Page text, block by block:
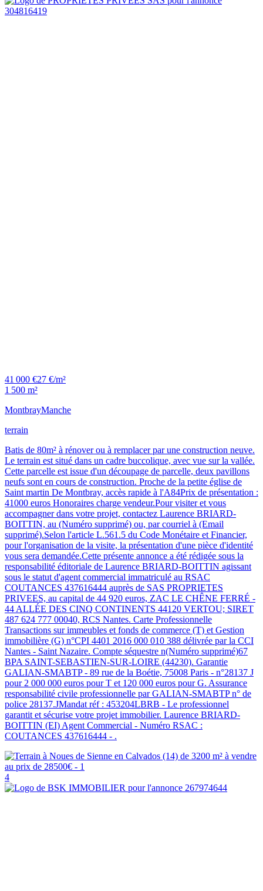
41 000 €27 €/m²
1 500 m²
MontbrayManche
terrain
Batis de 80m² à rénover ou à remplacer par une construction neuve.
Le terrain est situé dans un cadre buccolique, avec vue sur la vallée.
Cette parcelle est issue d'un découpage de parcelle, deux pavillons
neufs sont en cours de construction. Proche de la petite église de
Saint martin De Montbray, accès rapide à l'A84Prix de présentation :
41000 euros Honoraires charge vendeur.Pour visiter et vous
accompagner dans votre projet, contactez Laurence BRIARD-
BOITTIN, au (Numéro supprimé) ou, par courriel à (Email
supprimé).Selon l'article L.561.5 du Code Monétaire et Financier,
pour l'organisation de la visite, la présentation d'une pièce d'identité
vous sera demandée.Cette présente annonce a été rédigée sous la
responsabilité éditoriale de Laurence BRIARD-BOITTIN agissant
sous le statut d'agent commercial immatriculé au RSAC
COUTANCES 437616444 auprès de SAS PROPRIETES
PRIVEES, au capital de 44 920 euros, ZAC LE CHÊNE FERRÉ -
44 ALLÉE DES CINQ CONTINENTS 44120 VERTOU; SIRET
487 624 777 00040, RCS Nantes. Carte Professionnelle
Transactions sur immeubles et fonds de commerce (T) et Gestion
immobilière (G) n°CPI 4401 2016 000 010 388 délivrée par la CCI
Nantes - Saint Nazaire. Compte séquestre n(Numéro supprimé)67
BPA SAINT-SEBASTIEN-SUR-LOIRE (44230). Garantie
GALIAN-SMABTP - 89 rue de la Boétie, 75008 Paris - n°28137 J
pour 2 000 000 euros pour T et 120 000 euros pour G. Assurance
responsabilité civile professionnelle par GALIAN-SMABTP n° de
police 28137.JMandat réf : 453204LBRB - Le professionnel
garantit et sécurise votre projet immobilier. Laurence BRIARD-
BOITTIN (EI) Agent Commercial - Numéro RSAC :
COUTANCES 437616444 - .
4